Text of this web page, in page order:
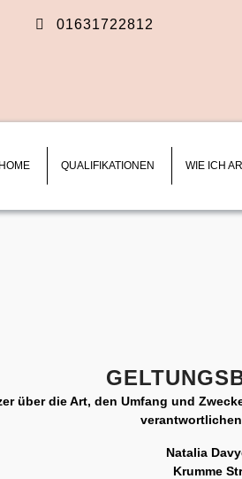
01631722812
HOME QUALIFIKATIONEN WIE ICH
über die Art, den Umfang und
Natalia
Krumme